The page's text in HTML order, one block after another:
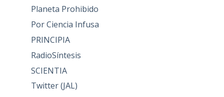
Planeta Prohibido
Por Ciencia Infusa
PRINCIPIA
RadioSíntesis
SCIENTIA
Twitter (JAL)